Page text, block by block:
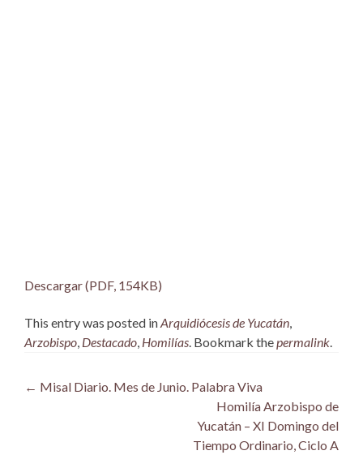
Descargar (PDF, 154KB)
This entry was posted inArquidiócesis de Yucatán
Arzobispo Destacado Homilías . Bookmark the permalink
Post
← Misal Diario. Mes de Junio. Palabra Viva
Homilía Arzobispo de
Yucatán – XI Domingo del
Tiempo Ordinario, Ciclo A